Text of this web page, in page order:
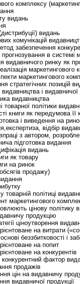
комплексу
видань
видань
комунікацій
забезпечення
в системі
видавничого ринку як
маркетингового
стратегічних позицій
і видавничої
видавництва
товарної політики
книги як передумова її
і виведення на
відбір
з автором,
підготовка видання
видань
як товару
на ринок
продажу)
товарній політиці
маркетингового
цінову політику
продукцію
ціноутворення
на витрати
беззбитковості і
на попит
на конкурентів
конкурентний фактор
продажів
цін на видавничу
видавничої продукції